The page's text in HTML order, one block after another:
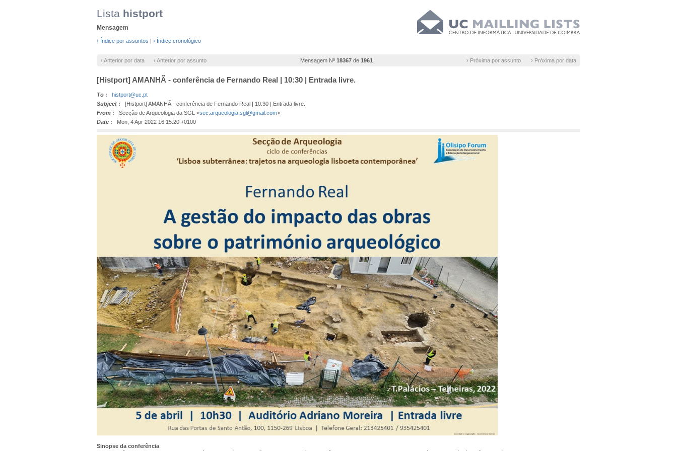
Lista histport
Mensagem
› Índice por assuntos | › Índice cronológico
‹ Anterior por data ‹ Anterior por assunto Mensagem Nº 18367 de 1961 › Próxima por assunto › Próxima por data
[Histport] AMANHÃ - conferência de Fernando Real | 10:30 | Entrada livre.
To :
histport@uc.pt
Subject : [Histport] AMANHÃ - conferência de Fernando Real | 10:30 | Entrada livre.
From : Secção de Arqueologia da SGL <sec.arqueologia.sgl@gmail.com>
Date : Mon, 4 Apr 2022 16:15:20 +0100
Sinopse da conferência